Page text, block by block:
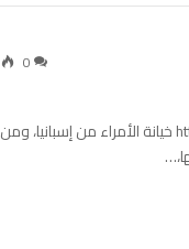
0
https://youtu.be/VvFhSfqCA-M?list=PL2ap71sMs7rTYbsK5fo44V346pBG_N9Hz خيانة الأمراء من إسبانيا، ومن